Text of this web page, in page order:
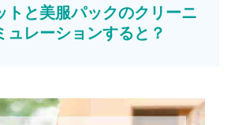
トと美服パックのクリーニ
ュレーションすると？